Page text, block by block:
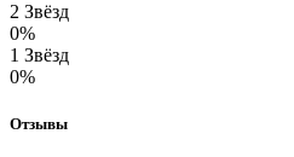
2 Звёзд
0%
1 Звёзд
0%
Отзывы